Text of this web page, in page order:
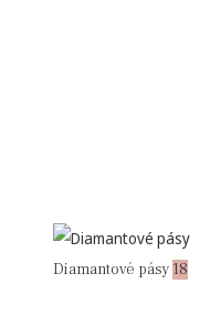
Diamantové pásy 18